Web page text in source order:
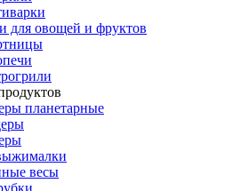
для овощей и фруктов
планетарные
весы